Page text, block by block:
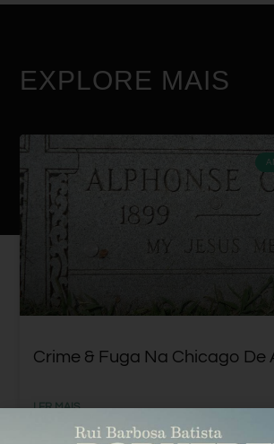
EXPLORE MAIS
Crime & Fuga Na Chicago De
LER MAIS